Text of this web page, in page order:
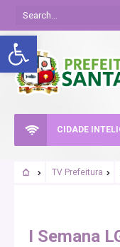
Abrir a barra de ferramentas
CIDADE
TV Prefeitura
I Semana